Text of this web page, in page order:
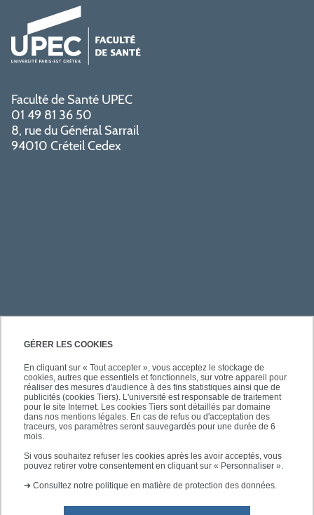
GÉRER LES COOKIES
En cliquant sur « Tout accepter », vous acceptez le stockage de
cookies, autres que essentiels et fonctionnels, sur votre appareil pour
réaliser des mesures d'audience à des fins statistiques ainsi que de
publicités (cookies Tiers). L'université est responsable de traitement
pour le site Internet. Les cookies Tiers sont détaillés par domaine
dans nos mentions légales. En cas de refus ou d'acceptation des
traceurs, vos paramètres seront sauvegardés pour une durée de 6
mois.
Si vous souhaitez refuser les cookies après les avoir acceptés, vous
pouvez retirer votre consentement en cliquant sur « Personnaliser ».
➜ Consultez notre politique en matière de protection des données.
Faculté de Santé UPEC
01 49 81 36 50
8, rue du Général Sarrail
94010 Créteil Cedex
PRATIQUE
ACCÈS RAPIDES
SUIVEZ-NOUS